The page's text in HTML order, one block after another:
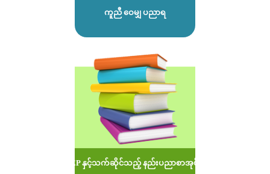
ကူညီ ဝေမျှ ပညာရ
MOEP နှင့်သက်ဆိုင်သည့် နည်းပညာစာအုပ်များ